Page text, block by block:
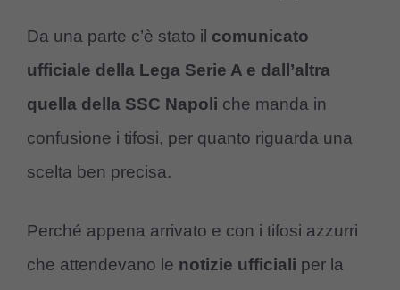
Da una parte c’è stato il comunicato
ufficiale della Lega Serie A e dall’altra
quella della SSC Napoli che manda in
confusione i tifosi, per quanto riguarda una
scelta ben precisa.
Perché appena arrivato e con i tifosi azzurri
che attendevano le notizie ufficiali per la